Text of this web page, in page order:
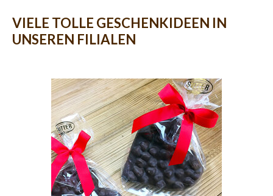
VIELE TOLLE GESCHENKIDEEN IN
UNSEREN FILIALEN